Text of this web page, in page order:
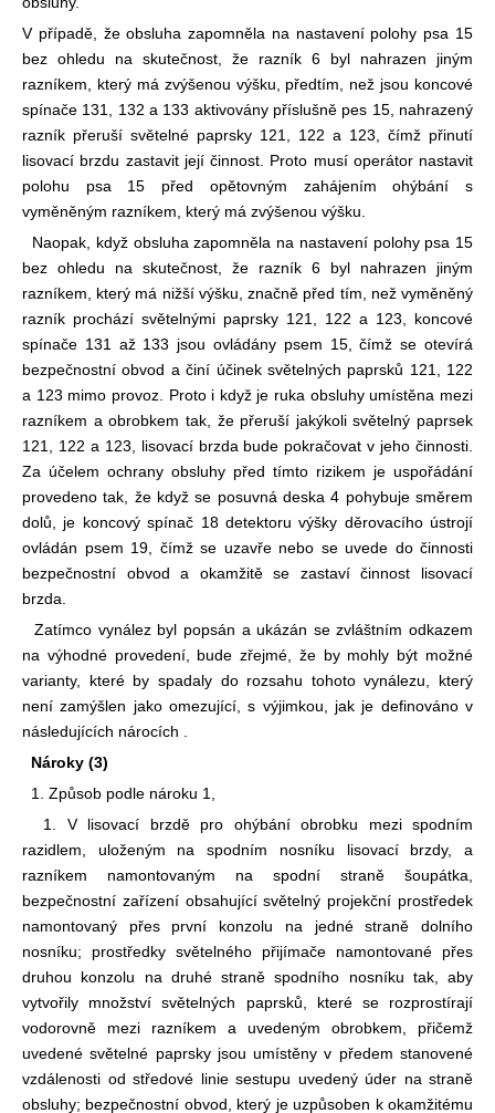
V případě, že obsluha zapomněla na nastavení polohy psa 15
bez ohledu na skutečnost, že razník 6 byl nahrazen jiným
razníkem, který má zvýšenou výšku, předtím, než jsou koncové
spínače 131, 132 a 133 aktivovány příslušně pes 15, nahrazený
razník přeruší světelné paprsky 121, 122 a 123, čímž přinutí
lisovací brzdu zastavit její činnost. Proto musí operátor nastavit
polohu psa 15 před opětovným zahájením ohýbání s
vyměněným razníkem, který má zvýšenou výšku.
Naopak, když obsluha zapomněla na nastavení polohy psa 15
bez ohledu na skutečnost, že razník 6 byl nahrazen jiným
razníkem, který má nižší výšku, značně před tím, než vyměněný
razník prochází světelnými paprsky 121, 122 a 123, koncové
spínače 131 až 133 jsou ovládány psem 15, čímž se otevírá
bezpečnostní obvod a činí účinek světelných paprsků 121, 122
a 123 mimo provoz. Proto i když je ruka obsluhy umístěna mezi
razníkem a obrobkem tak, že přeruší jakýkoli světelný paprsek
121, 122 a 123, lisovací brzda bude pokračovat v jeho činnosti.
Za účelem ochrany obsluhy před tímto rizikem je uspořádání
provedeno tak, že když se posuvná deska 4 pohybuje směrem
dolů, je koncový spínač 18 detektoru výšky děrovacího ústrojí
ovládán psem 19, čímž se uzavře nebo se uvede do činnosti
bezpečnostní obvod a okamžitě se zastaví činnost lisovací
brzda.
Zatímco vynález byl popsán a ukázán se zvláštním odkazem
na výhodné provedení, bude zřejmé, že by mohly být možné
varianty, které by spadaly do rozsahu tohoto vynálezu, který
není zamýšlen jako omezující, s výjimkou, jak je definováno v
následujících nárocích .
Nároky (3)
1. Způsob podle nároku 1,
1. V lisovací brzdě pro ohýbání obrobku mezi spodním
razidlem, uloženým na spodním nosníku lisovací brzdy, a
razníkem namontovaným na spodní straně šoupátka,
bezpečnostní zařízení obsahující světelný projekční prostředek
namontovaný přes první konzolu na jedné straně dolního
nosníku; prostředky světelného přijímače namontované přes
druhou konzolu na druhé straně spodního nosníku tak, aby
vytvořily množství světelných paprsků, které se rozprostírají
vodorovně mezi razníkem a uvedeným obrobkem, přičemž
uvedené světelné paprsky jsou umístěny v předem stanovené
vzdálenosti od středové linie sestupu uvedený úder na straně
obsluhy; bezpečnostní obvod, který je uzpůsoben k okamžitému